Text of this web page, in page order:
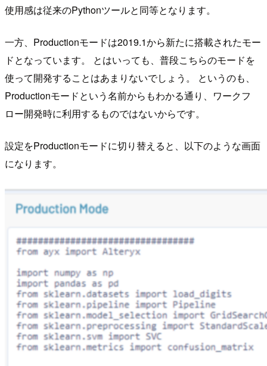
使用感は従来のPythonツールと同等となります。
一方、Productionモードは2019.1から新たに搭載されたモー
ドとなっています。 とはいっても、普段こちらのモードを
使って開発することはあまりないでしょう。 というのも、
Productionモードという名前からもわかる通り、ワークフ
ロー開発時に利用するものではないからです。
設定をProductionモードに切り替えると、以下のような画面
になります。